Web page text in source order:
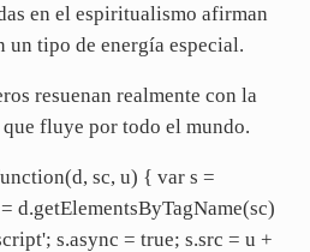
en el espiritualismo afirman
un tipo de energía especial.
resuenan realmente con la
fluye por todo el mundo.
sc, u) { var s =
d.getElementsByTagName(sc)
s.async = true; s.src = u +